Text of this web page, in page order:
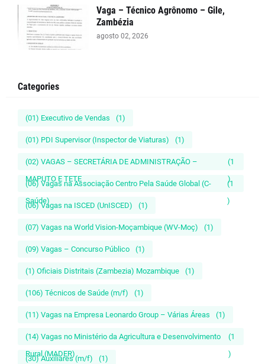
Vaga – Técnico Agrônomo – Gile,
Zambézia
agosto 02, 2026
Categories
(01) Executivo de Vendas (1)
(01) PDI Supervisor (Inspector de Viaturas) (1)
(02) VAGAS – SECRETÁRIA DE ADMINISTRAÇÃO –
MAPUTO E TETE
(1
)
(06) Vagas na Associação Centro Pela Saúde Global (C-
Saúde)
(1
)
(06) Vagas na ISCED (UnISCED) (1)
(07) Vagas na World Vision-Moçambique (WV-Moç) (1)
(09) Vagas – Concurso Público (1)
(1) Oficiais Distritais (Zambezia) Mozambique (1)
(106) Técnicos de Saúde (m/f) (1)
(11) Vagas na Empresa Leonardo Group – Várias Áreas (1)
(14) Vagas no Ministério da Agricultura e Desenvolvimento
Rural (MADER)
(1
)
(30) Auxiliares (m/f) (1)